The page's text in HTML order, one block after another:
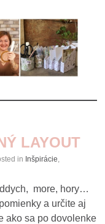
LAYOUT
in Inšpirácie
more, hory…
a určite aj
ako sa po dovolenke